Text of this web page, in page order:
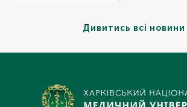
Дивитись всі новини